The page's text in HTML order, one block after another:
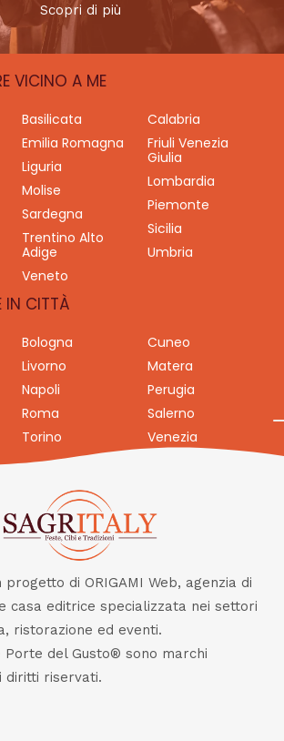
Scopri di più
VICINO A ME
Basilicata
Calabria
Emilia Romagna
Friuli Venezia
Giulia
Liguria
Lombardia
Molise
Piemonte
Sardegna
Sicilia
Trentino Alto
Adige
Umbria
Veneto
IN CITTÀ
Bologna
Cuneo
Livorno
Matera
Napoli
Perugia
Roma
Salerno
Torino Venezia
progetto di ORIGAMI Web, agenzia di
casa editrice specializzata nei settori
ristorazione ed eventi.
del Gusto® sono marchi
diritti riservati.